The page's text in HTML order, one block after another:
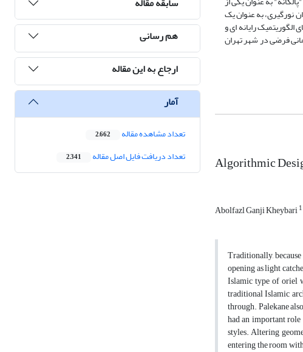
نورگیری، به عنوان یک
رایانه ای و
فرضی در شهر تهران
Algorithmic
Abolfazl Ganji Kheybari1
Traditionally,
opening as light
Islamic type of oriel
traditional Islamic
through. Palekane
had an important
styles. Altering
entering the room
هم رسانی
ارجاع به این مقاله
آمار
تعداد مشاهده مقاله 2,662
تعداد دریافت فایل اصل مقاله 2,341